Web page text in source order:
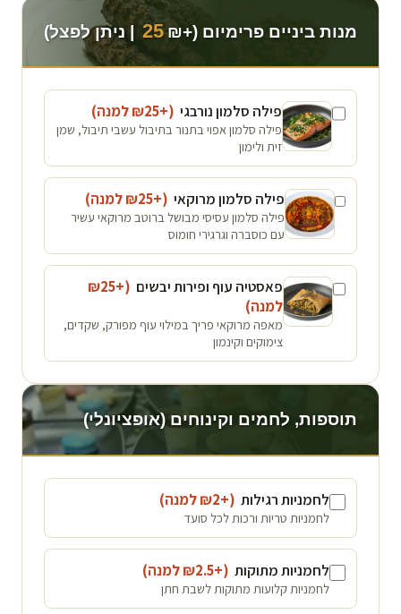
מנות ביניים פרימיום (+₪ 25 | ניתן לפצל)
פילה סלמון נורבגי (+₪
25 למנה)
פילה סלמון אפוי בתנור בתיבול עשבי תיבול, שמן
זית ולימון
פילה סלמון מרוקאי (+₪
25 למנה)
פילה סלמון עסיסי מבושל ברוטב מרוקאי עשיר
עם כוסברה וגרגירי חומוס
פאסטיה עוף ופירות יבשים (+₪
25
למנה)
מאפה מרוקאי פריך במילוי עוף מפורק, שקדים,
צימוקים וקינמון
תוספות, לחמים וקינוחים (אופציונלי)
לחמניות רגילות (+₪
2 למנה)
לחמניות טריות ורכות לכל סועד
לחמניות מתוקות (+₪
2.5 למנה)
לחמניות קלועות מתוקות לשבת חתן